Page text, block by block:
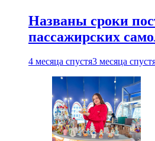
Названы сроки
пассажирских
4 месяца спустя3 месяца